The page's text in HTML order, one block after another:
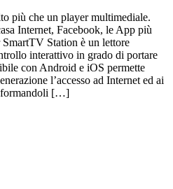
più che un player multimediale.
Internet, Facebook, le App più
Station è un lettore
interattivo in grado di portare
con Android e iOS permette
l’accesso ad Internet ed ai
[…]